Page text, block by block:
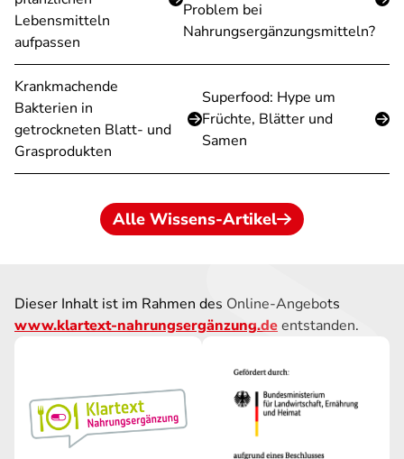
Lebensmitteln
aufpassen
Problem bei
Nahrungsergänzungsmitteln?
Krankmachende
Bakterien in
getrockneten Blatt- und
Grasprodukten
Superfood: Hype um
Früchte, Blätter und
Samen
Alle Wissens-Artikel
Dieser Inhalt ist im Rahmen des Online-Angebots
www.klartext-nahrungsergänzung.deentstanden.